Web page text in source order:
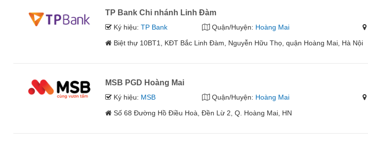
TP Bank Chi nhánh Linh Đàm
Ký hiệu:TP Bank Quận/Huyện: Hoàng Mai
Biệt thự 10BT1, KĐT Bắc Linh Đàm, Nguyễn Hữu Thọ, quận Hoàng Mai, Hà Nội
MSB PGD Hoàng Mai
Ký hiệu: MSB Quận/Huyện: Hoàng Mai
Số 68 Đường Hồ Điều Hoà, Đền Lừ 2, Q. Hoàng Mai, HN